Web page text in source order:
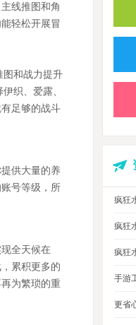
线推图和角
轻松开展冒
图和战力提升
织、爱露、
足够的战斗
供大量的养
号等级，所
全天候在
累积更多的
为繁琐的重
更省